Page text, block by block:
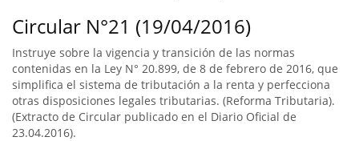
Circular N°21 (19/04/2016)
Instruye sobre la vigencia y transición de las normas
contenidas en la Ley N° 20.899, de 8 de febrero de 2016, que
simplifica el sistema de tributación a la renta y perfecciona
otras disposiciones legales tributarias. (Reforma Tributaria).
(Extracto de Circular publicado en el Diario Oficial de
23.04.2016).